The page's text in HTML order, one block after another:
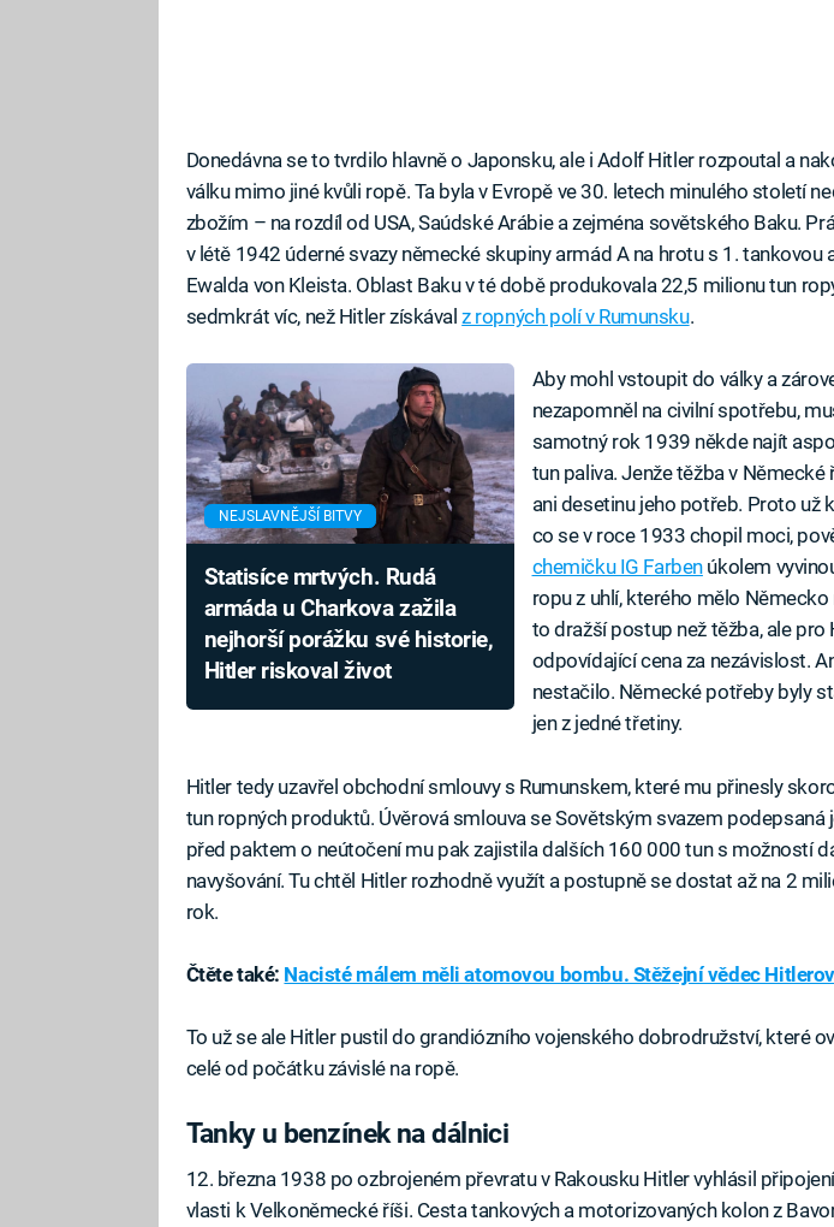
Donedávna se to tvrdilo hlavně o Japonsku, ale i Adolf Hitler rozpoutal a
válku mimo jiné kvůli ropě. Ta byla v Evropě ve 30. letech minulého století
zbožím – na rozdíl od USA, Saúdské Arábie a zejména sovětského Baku.
v létě 1942 úderné svazy německé skupiny armád A na hrotu s 1. tankovou
Ewalda von Kleista. Oblast Baku v té době produkovala 22,5 milionu tun
sedmkrát víc, než Hitler získávalz ropných polí v Rumunsku.
NEJSLAVNĚJŠÍ BITVY
Statisíce mrtvých. Rudá
armáda u Charkova zažila
nejhorší porážku své historie,
Hitler riskoval život
Aby mohl vstoupit do války a
nezapomněl na civilní spotřebu,
samotný rok 1939 někde najít
tun paliva. Jenže těžba v Německé
ani desetinu jeho potřeb. Proto už
co se v roce 1933 chopil moci,
chemičku IG Farbenúkolem
ropu z uhlí, kterého mělo Německo
to dražší postup než těžba, ale pro
odpovídající cena za nezávislost.
nestačilo. Německé potřeby byly
jen z jedné třetiny.
Hitler tedy uzavřel obchodní smlouvy s Rumunskem, které mu přinesly
tun ropných produktů. Úvěrová smlouva se Sovětským svazem podepsaná
před paktem o neútočení mu pak zajistila dalších 160 000 tun s možností
navyšování. Tu chtěl Hitler rozhodně využít a postupně se dostat až na 2
rok.
Čtěte také: Nacisté málem měli atomovou bombu. Stěžejní vědec
To už se ale Hitler pustil do grandiózního vojenského dobrodružství, které
celé od počátku závislé na ropě.
Tanky u benzínek na dálnici
12. března 1938 po ozbrojeném převratu v Rakousku Hitler vyhlásil
vlasti k Velkoněmecké říši. Cesta tankových a motorizovaných kolon z